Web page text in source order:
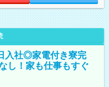
入社◎家電付き寮完
し！家も仕事もすぐ